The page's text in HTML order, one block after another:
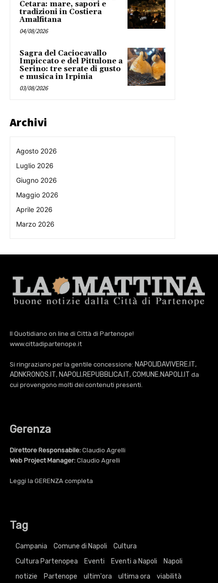
Cetara: mare, sapori e
tradizioni in Costiera
Amalfitana
04/08/2026
Sagra del Caciocavallo
Impiccato e del Pittulone a
Serino: tre serate di gusto
e musica in Irpinia
03/08/2026
Archivi
Agosto 2026
Luglio 2026
Giugno 2026
Maggio 2026
Aprile 2026
Marzo 2026
Il Quotidiano on line di Città di Partenope!
www.cittadipartenope.it
Si ringraziano per la gentile concessione: NAPOLIDAVIVERE.IT,
ADNKRONOS.IT, NAPOLI.REPUBBLICA.IT, COMUNE.NAPOLI.IT da
cui provengono molti dei contenuti presenti.
Gerenza
Direttore Responsabile: Claudio Agrelli
Web Project Manager: Claudio Agrelli
Leggi la GERENZA completa
Tag
Campania Comune di Napoli
Cultura
Cultura Partenopea
Eventi Eventi a Napoli
Napoli
notizie
Partenope ultim'ora ultima ora viabilità